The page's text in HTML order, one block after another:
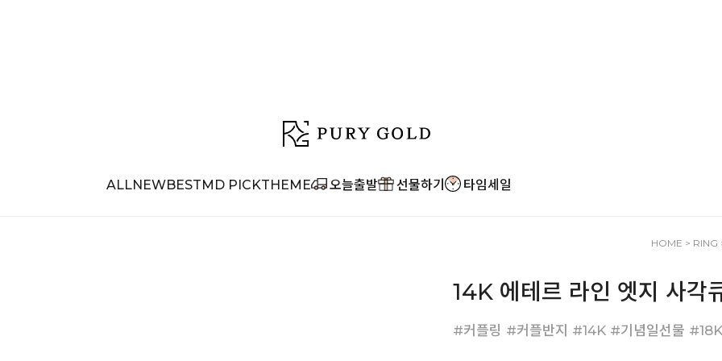
ALLNEWBESTMD PICKTHEME 오늘출발 선물하기 타임세일
HOME > RING
14K 에테르 라인 엣지 사각
#커플링 #커플반지 #14K #기념일선물 #18K